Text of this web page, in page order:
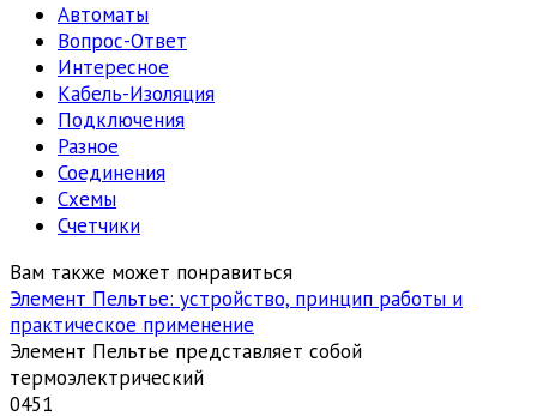
Автоматы
Вопрос-Ответ
Интересное
Кабель-Изоляция
Подключения
Разное
Соединения
Схемы
Счетчики
Вам также может понравиться
Элемент Пельтье: устройство, принцип работы и
практическое применение
Элемент Пельтье представляет собой
термоэлектрический
0451